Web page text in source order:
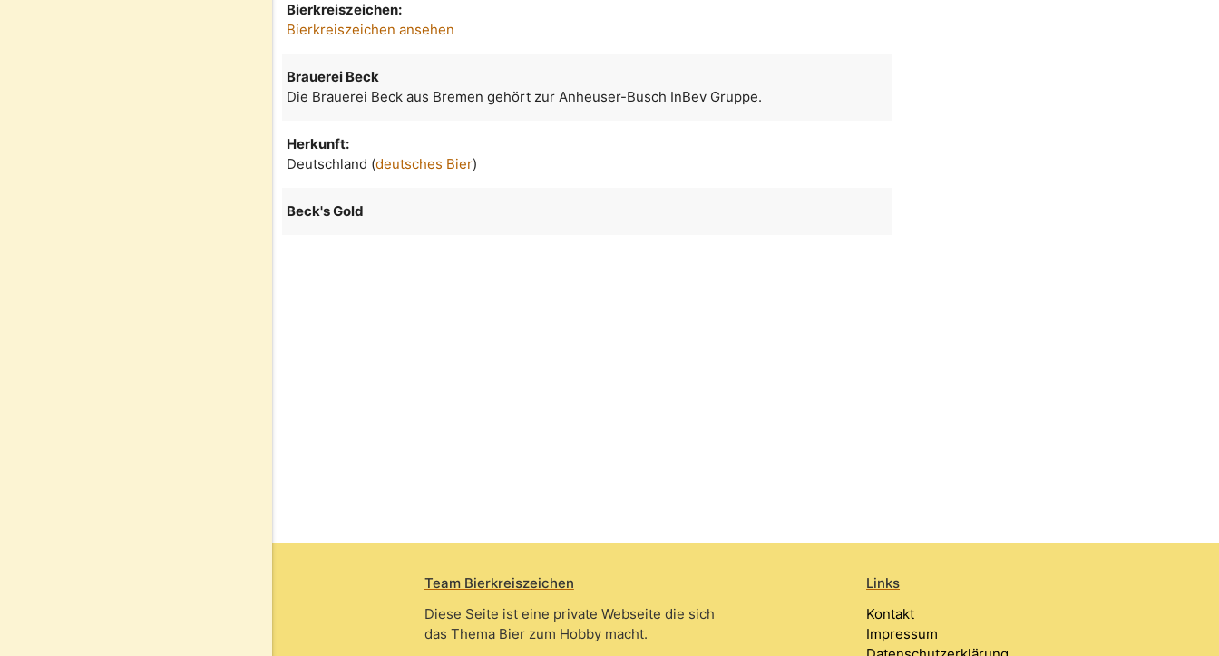
Bierkreiszeichen:
Bierkreiszeichen ansehen
Brauerei Beck
Die Brauerei Beck aus Bremen gehört zur Anheuser-Busch InBev Gruppe.
Herkunft:
Deutschland (deutsches Bier)
Beck's Gold
Team Bierkreiszeichen
Diese Seite ist eine private Webseite die sich
das Thema Bier zum Hobby macht.
Links
Kontakt
Impressum